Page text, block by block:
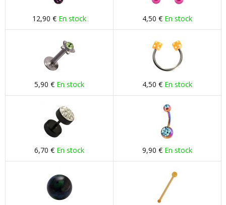
12,90 € En stock 4,50 € En stock
5,90 € En stock 4,50 € En stock
6,70 € En stock 9,90 € En stock